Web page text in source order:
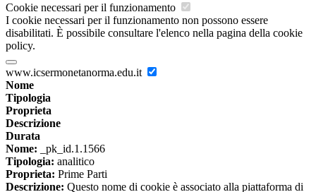
Cookie necessari per il funzionamento
I cookie necessari per il funzionamento non possono essere
disabilitati. È possibile consultare l'elenco nella pagina della cookie
policy.
www.icsermonetanorma.edu.it
Nome
Tipologia
Proprieta
Descrizione
Durata
Nome: _pk_id.1.1566
Tipologia: analitico
Proprieta: Prime Parti
Descrizione: Questo nome di cookie è associato alla piattaforma di